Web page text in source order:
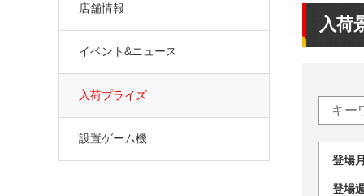
入荷
登
登
店舗情報
イベント&ニュース
入荷プライズ
設置ゲーム機